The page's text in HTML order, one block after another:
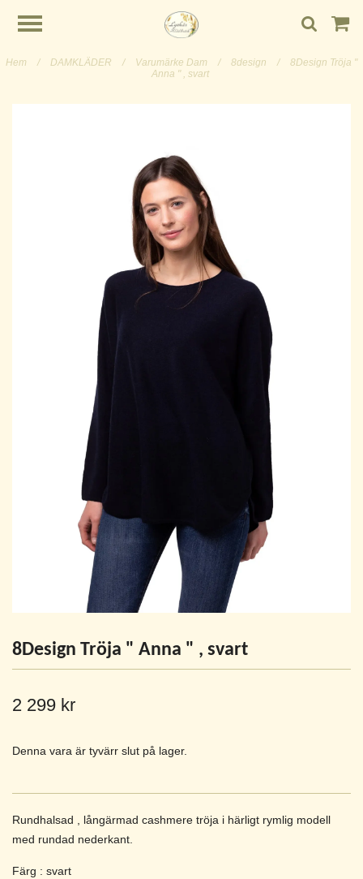
Hem / DAMKLÄDER / Varumärke Dam / 8design /
8Design Tröja "
Anna " , svart
8Design Tröja " Anna " , svart
2 299 kr
Denna vara är tyvärr slut på lager.
Rundhalsad , långärmad cashmere tröja i härligt rymlig modell
med rundad nederkant.
Färg : svart